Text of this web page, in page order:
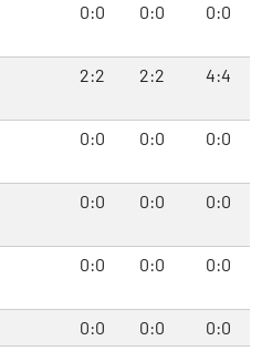
0:0 0:0 0:0
2:2 2:2 4:4
0:0 0:0 0:0
0:0 0:0 0:0
0:0 0:0 0:0
0:0 0:0
0:0